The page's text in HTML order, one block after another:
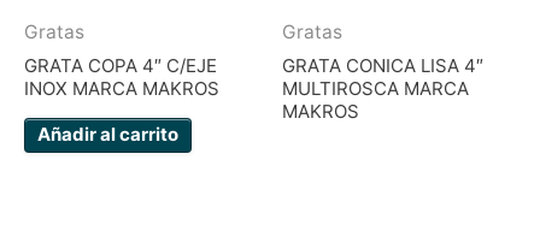
Gratas
GRATA COPA 4″ C/EJE
INOX MARCA MAKROS
Añadir al carrito
Gratas
GRATA CONICA LISA 4″
MULTIROSCA MARCA
MAKROS